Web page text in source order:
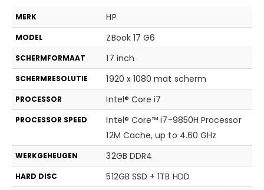
MERK HP
MODEL ZBook 17 G6
SCHERMFORMAAT 17 inch
SCHERMRESOLUTIE 1920 x 1080 mat scherm
PROCESSOR Intel® Core i7
PROCESSOR SPEED
Intel® Core™ i7-9850H Processor
12M Cache, up to 4.60 GHz
WERKGEHEUGEN 32GB DDR4
HARD DISC 512GB SSD + 1TB HDD